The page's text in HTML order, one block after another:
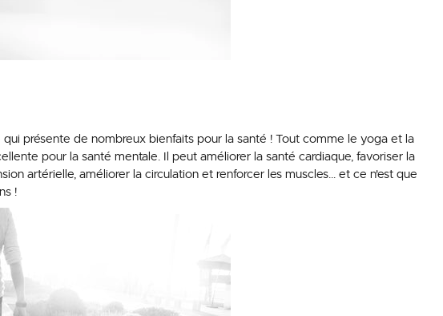
présente de nombreux bienfaits pour la santé ! Tout comme le yoga et la
pour la santé mentale. Il peut améliorer la santé cardiaque, favoriser la
artérielle, améliorer la circulation et renforcer les muscles… et ce n'est que
!